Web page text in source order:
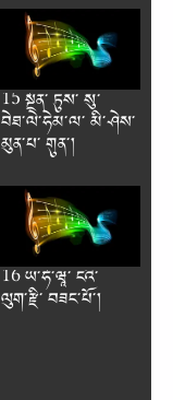
15 སྔོན༌ ཏུས༌ སུ༌
བེཐ༌ལེ༌ཧེམ༌ལ༌ མི༌ཤེས༌
མུན༌པ༌ གུན༌།
16 ཡ༌ཧོ༌ཝཱ༌ ངའི༌
ལུག༌རྫི༌ བཟང༌པོ༌།